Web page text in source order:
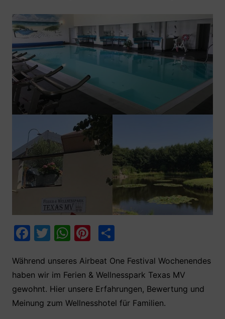
F
c
e
b
T
itt
er
W
at
s
A
Pi
er
e
st
T
le
n
Während unseres Airbeat One Festival Wochenendes
haben wir im Ferien & Wellnesspark Texas MV
gewohnt. Hier unsere Erfahrungen, Bewertung und
Meinung zum Wellnesshotel für Familien.